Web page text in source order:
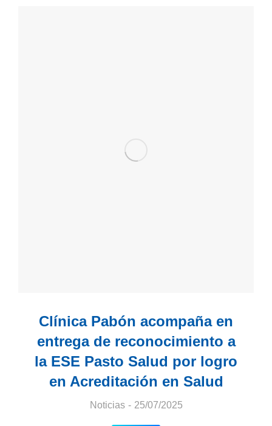
Clínica Pabón acompaña en
entrega de reconocimiento a
la ESE Pasto Salud por logro
en Acreditación en Salud
Noticias 25/07/2025